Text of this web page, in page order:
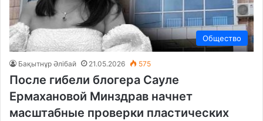
Общество
Бақытнұр Әлібай 21.05.2026 575
После гибели блогера Сауле
Ермахановой Минздрав начнет
масштабные проверки пластических